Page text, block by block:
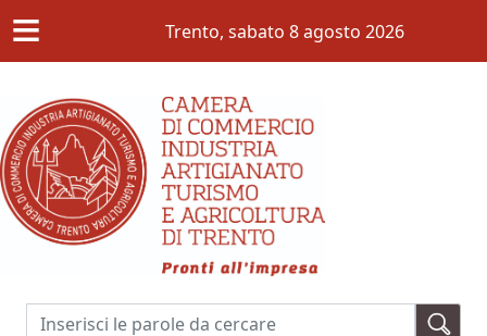
≡ Trento, sabato 8 agosto 2026
Cerca